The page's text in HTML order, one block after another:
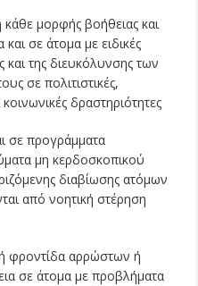
μορφής βοήθειας και
σε άτομα με ειδικές
της διευκόλυνσης των
σε πολιτιστικές,
δραστηριότητες
σε προγράμματα
μη κερδοσκοπικού
διαβίωσης ατόμων
από νοητική στέρηση
φροντίδα αρρώστων ή
σε άτομα με προβλήματα